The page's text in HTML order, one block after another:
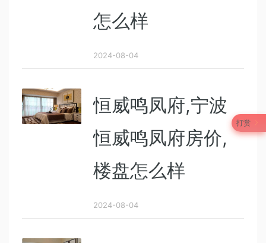
打赏
怎么样
2024-08-04
恒威鸣凤府,宁波
恒威鸣凤府房价,
楼盘怎么样
2024-08-04